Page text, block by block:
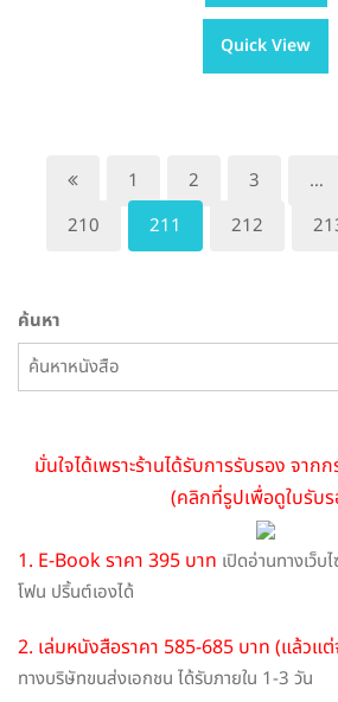
Quick View
1 2 3 …
210
211 212
ค้นหา
มั่นใจได้เพราะร้านได้รับการรับรอง จา
(คลิกที่รูปเพื่อดูใบรับ
1. E-Book ราคา 395 บาท เปิดอ่านทางเว็
โฟน ปริ้นต์เองได้
2. เล่มหนังสือราคา 585-685 บาท (แล้วแ
ทางบริษัทขนส่งเอกชน ได้รับภายใน 1-3 วัน